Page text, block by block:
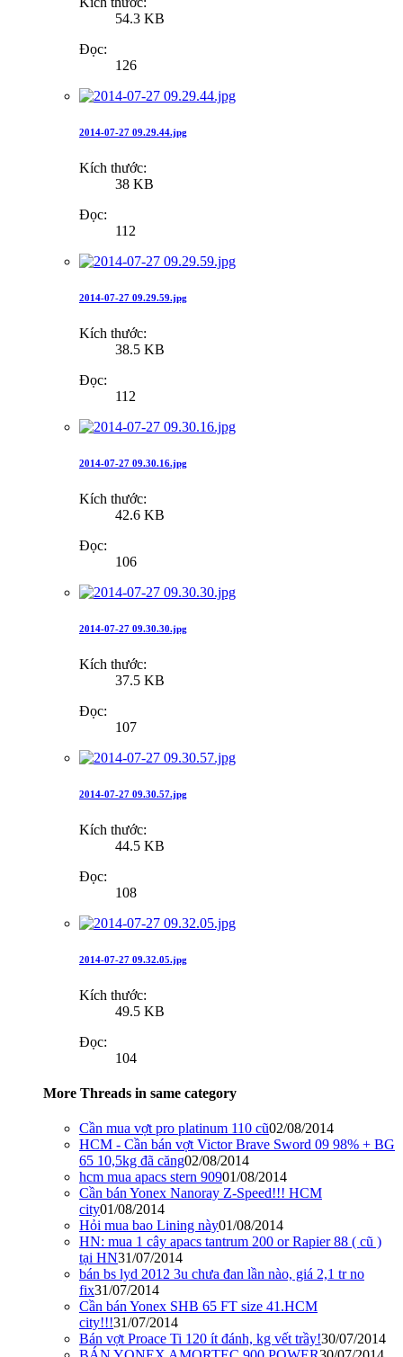
54.3 KB
Đọc:
126
2014-07-27 09.29.44.jpg
Kích thước:
38 KB
Đọc:
112
2014-07-27 09.29.59.jpg
Kích thước:
38.5 KB
Đọc:
112
2014-07-27 09.30.16.jpg
Kích thước:
42.6 KB
Đọc:
106
2014-07-27 09.30.30.jpg
Kích thước:
37.5 KB
Đọc:
107
2014-07-27 09.30.57.jpg
Kích thước:
44.5 KB
Đọc:
108
2014-07-27 09.32.05.jpg
Kích thước:
49.5 KB
Đọc:
104
More Threads in same category
Cần mua vợt pro platinum 110 cũ02/08/2014
HCM - Cần bán vợt Victor Brave Sword 09 98% + BG
65 10,5kg đã căng02/08/2014
hcm mua apacs stern 90901/08/2014
Cần bán Yonex Nanoray Z-Speed!!! HCM
city01/08/2014
Hỏi mua bao Lining này01/08/2014
HN: mua 1 cây apacs tantrum 200 or Rapier 88 ( cũ )
tại HN31/07/2014
bán bs lyd 2012 3u chưa đan lần nào, giá 2,1 tr no
fix31/07/2014
Cần bán Yonex SHB 65 FT size 41.HCM
city!!!31/07/2014
Bán vợt Proace Ti 120 ít đánh, kg vết trầy!30/07/2014